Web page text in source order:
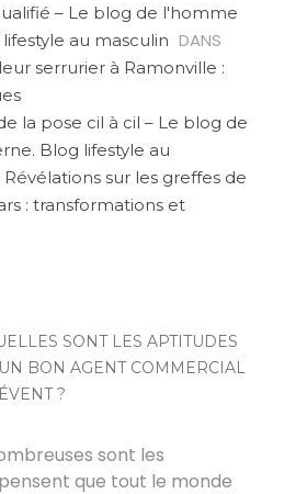
– Le blog de l'homme
au masculin DANS
serrurier à Ramonville :
la pose cil à cil – Le blog de
Blog lifestyle au
Révélations sur les greffes de
: transformations et
SONT LES APTITUDES
BON AGENT COMMERCIAL
?
sont les
que tout le monde